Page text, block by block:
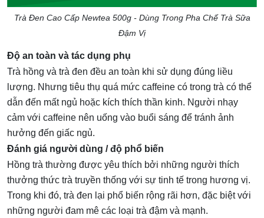
Trà Đen Cao Cấp Newtea 500g - Dùng Trong Pha Chế Trà Sữa
Đậm Vị
Độ an toàn và tác dụng phụ
Trà hồng và trà đen đều an toàn khi sử dụng đúng liều
lượng. Nhưng tiêu thụ quá mức caffeine có trong trà có thể
dẫn đến mất ngủ hoặc kích thích thần kinh. Người nhạy
cảm với caffeine nên uống vào buổi sáng để tránh ảnh
hưởng đến giấc ngủ.
Đánh giá người dùng / độ phổ biến
Hồng trà thường được yêu thích bởi những người thích
thưởng thức trà truyền thống với sự tinh tế trong hương vị.
Trong khi đó, trà đen lại phổ biến rộng rãi hơn, đặc biệt với
những người đam mê các loại trà đậm và mạnh.